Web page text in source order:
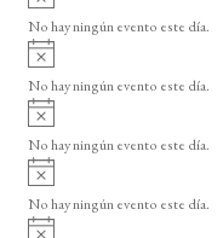
o
v
i
o
No hay ningún evento este día.
A
v
i
o
No hay ningún evento este día.
A
v
i
o
No hay ningún evento este día.
A
v
i
No hay ningún evento este día.
A